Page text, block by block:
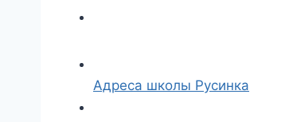
Адреса школы Русинка